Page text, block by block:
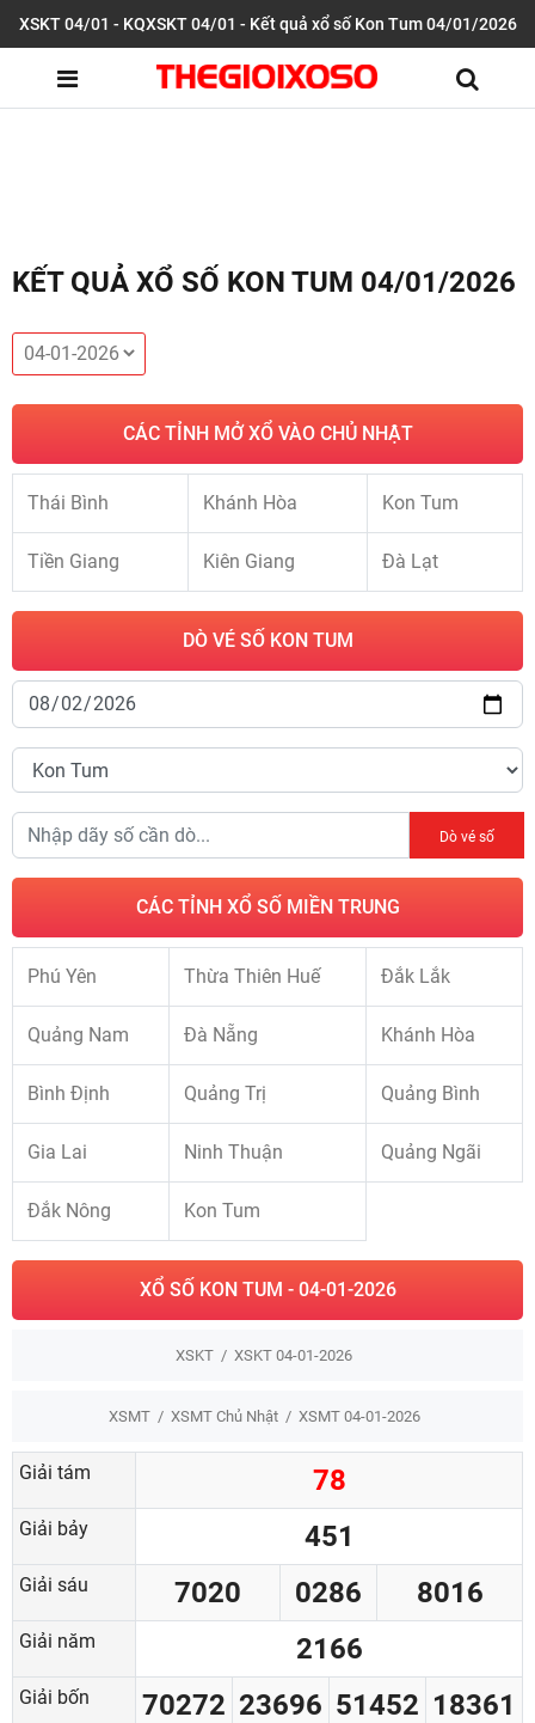
XSKT 04/01 - KQXSKT 04/01 - Kết quả xổ số Kon Tum 04/01/2026
KẾT QUẢ XỔ SỐ KON TUM 04/01/2026
CÁC TỈNH MỞ XỔ VÀO CHỦ NHẬT
Thái Bình Khánh Hòa Kon Tum
Tiền Giang Kiên Giang Đà Lạt
DÒ VÉ SỐ KON TUM
Dò vé số
CÁC TỈNH XỔ SỐ MIỀN TRUNG
Phú Yên Thừa Thiên Huế Đắk Lắk
Quảng Nam Đà Nẵng Khánh Hòa
Bình Định Quảng Trị Quảng Bình
Gia Lai Ninh Thuận Quảng Ngãi
Đắk Nông Kon Tum
XỔ SỐ KON TUM - 04-01-2026
XSKT XSKT 04-01-2026
XSMT XSMT Chủ Nhật XSMT 04-01-2026
Giải tám 78
Giải bảy 451
Giải sáu 7020 0286 8016
Giải năm 2166
Giải bốn 70272 23696 51452 18361